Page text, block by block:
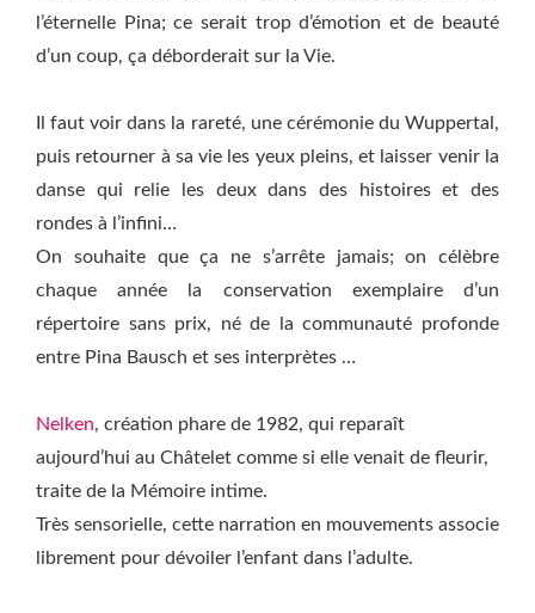
l’éternelle Pina; ce serait trop d’émotion et de beauté
d’un coup, ça déborderait sur la Vie.
Il faut voir dans la rareté, une cérémonie du Wuppertal,
puis retourner à sa vie les yeux pleins, et laisser venir la
danse qui relie les deux dans des histoires et des
rondes à l’infini…
On souhaite que ça ne s’arrête jamais; on célèbre
chaque année la conservation exemplaire d’un
répertoire sans prix, né de la communauté profonde
entre Pina Bausch et ses interprètes …
Nelken, création phare de 1982, qui reparaît
aujourd’hui au Châtelet comme si elle venait de fleurir,
traite de la Mémoire intime.
Très sensorielle, cette narration en mouvements associe
librement pour dévoiler l’enfant dans l’adulte.